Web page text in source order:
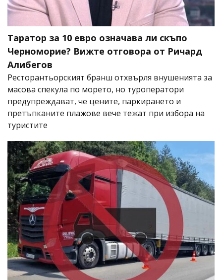
Таратор за 10 евро означава ли скъпо
Черноморие? Вижте отговора от Ричард
Алибегов
Ресторантьорският бранш отхвърля внушенията за
масова спекула по морето, но туроператори
предупреждават, че цените, паркирането и
претъпканите плажове вече тежат при избора на
туристите